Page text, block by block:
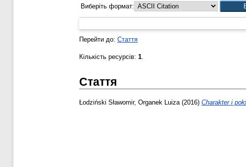
Виберіть формат:
Перейти до: Стаття
Кількість ресурсів: 1.
Стаття
Łodziński Sławomir, Organek Luiza(2016) Charakter i